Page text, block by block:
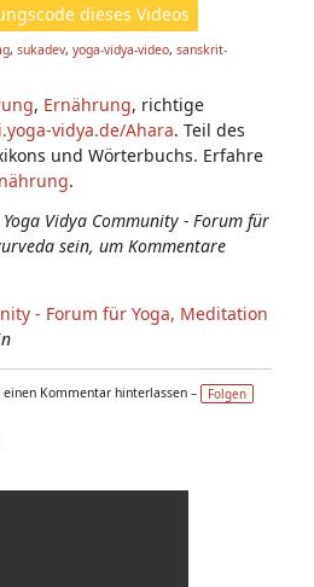
n:
dieses Videos
, sukadev, yoga-vidya-video, sanskrit-
, Ernährung, richtige
vidya.de/Ahara. Teil des
und Wörterbuchs. Erfahre
.
Vidya Community - Forum für
sein, um Kommentare
- Forum für Yoga, Meditation
Kommentar hinterlassen – Folgen